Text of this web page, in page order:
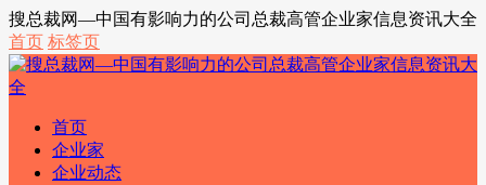
搜总裁网—中国有影响力的公司总裁高管企业家信息资讯大全
首页 标签页
首页
企业家
企业动态